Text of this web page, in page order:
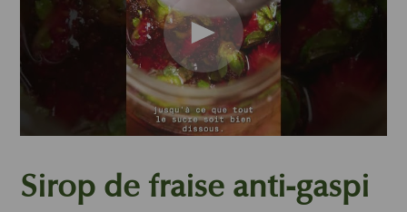
Sirop de fraise anti-gaspi